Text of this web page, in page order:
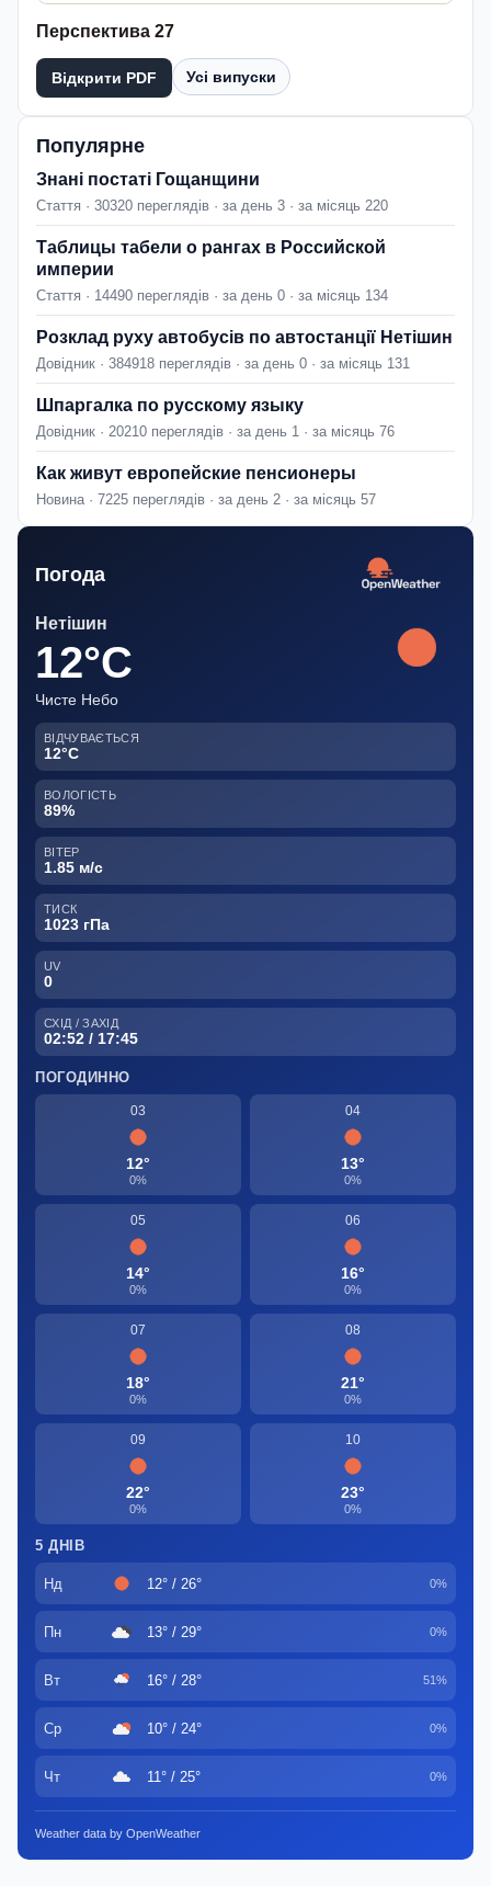
Перспектива 27
Відкрити PDF Усі випуски
Популярне
Знані постаті Гощанщини
Стаття · 30320 переглядів · за день 3 · за місяць 220
Таблицы табели о рангах в Российской
империи
Стаття · 14490 переглядів · за день 0 · за місяць 134
Розклад руху автобусів по автостанції Нетішин
Довідник · 384918 переглядів · за день 0 · за місяць 131
Шпаргалка по русскому языку
Довідник · 20210 переглядів · за день 1 · за місяць 76
Как живут европейские пенсионеры
Новина · 7225 переглядів · за день 2 · за місяць 57
Погода
Нетішин
12°C
Чисте Небо
ВІДЧУВАЄТЬСЯ
12°C
ВОЛОГІСТЬ
89%
ВІТЕР
1.85 м/с
ТИСК
1023 гПа
UV
0
СХІД / ЗАХІД
02:52 / 17:45
ПОГОДИННО
03
12°
0%
04
13°
0%
05
14°
0%
06
16°
0%
07
18°
0%
08
21°
0%
09
22°
0%
10
23°
0%
5 ДНІВ
Нд 12° / 26° 0%
Пн 13° / 29° 0%
Вт 16° / 28° 51%
Ср 10° / 24° 0%
Чт 11° / 25° 0%
Weather data by OpenWeather